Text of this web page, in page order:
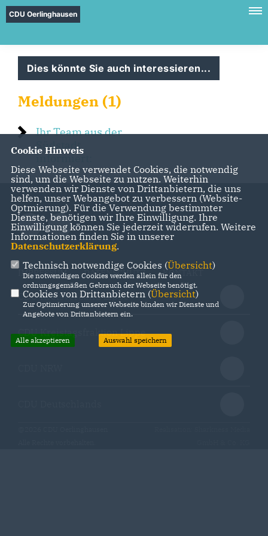
CDU Oerlinghausen
Dies könnte Sie auch interessieren...
Meldungen (1)
Ihr Team aus der
Südstadt
informiert:
IMPRESSUM DATENSCHUTZ KONTAKT
CDU Kreisverband Lippe
CDU Kreistagsfraktion Lippe
Cookie Hinweis
Diese Webseite verwendet Cookies, die notwendig
sind, um die Webseite zu nutzen. Weiterhin
verwenden wir Dienste von Drittanbietern, die uns
helfen, unser Webangebot zu verbessern (Website-
Optmierung). Für die Verwendung bestimmter
Dienste, benötigen wir Ihre Einwilligung. Ihre
Einwilligung können Sie jederzeit widerrufen. Weitere
Informationen finden Sie in unserer
Datenschutzerklärung.
Technisch notwendige Cookies (Übersicht)
Die notwendigen Cookies werden allein für den
ordnungsgemäßen Gebrauch der Webseite benötigt.
Cookies von Drittanbietern (Übersicht)
Zur Optimierung unserer Webseite binden wir Dienste und
Angebote von Drittanbietern ein.
Alle akzeptieren Auswahl speichern